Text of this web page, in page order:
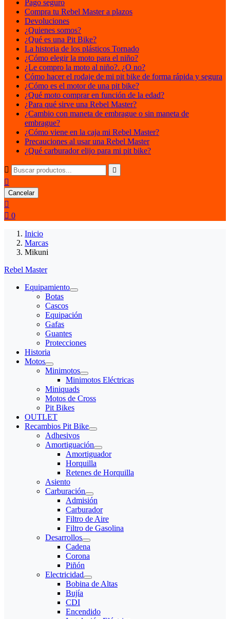
Pago seguro
Compra tu Rebel Master a plazos
Devoluciones
¿Quienes somos?
¿Qué es una Pit Bike?
La historia de los plásticos Tornado
¿Cómo elegir la moto para el niño?
¿Le compro la moto al niño?. ¿O no?
Cómo hacer el rodaje de mi pit bike de forma rápida y segura
¿Cómo es el motor de una pit bike?
¿Qué moto comprar en función de la edad?
¿Para qué sirve una Rebel Master?
¿Cambio con maneta de embrague o sin maneta de
embrague?
¿Cómo viene en la caja mi Rebel Master?
Precauciones al usar una Rebel Master
¿Qué carburador elijo para mi pit bike?
 

Cancelar

 0
Inicio
Marcas
Mikuni
Rebel Master
Equipamiento
Botas
Cascos
Equipación
Gafas
Guantes
Protecciones
Historia
Motos
Minimotos
Minimotos Eléctricas
Miniquads
Motos de Cross
Pit Bikes
OUTLET
Recambios Pit Bike
Adhesivos
Amortiguación
Amortiguador
Horquilla
Retenes de Horquilla
Asiento
Carburación
Admisión
Carburador
Filtro de Aire
Filtro de Gasolina
Desarrollos
Cadena
Corona
Piñón
Electricidad
Bobina de Altas
Bujía
CDI
Encendido